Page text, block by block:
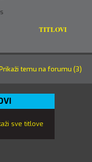
TITLOVI
temu na forumu (3)
sve titlove